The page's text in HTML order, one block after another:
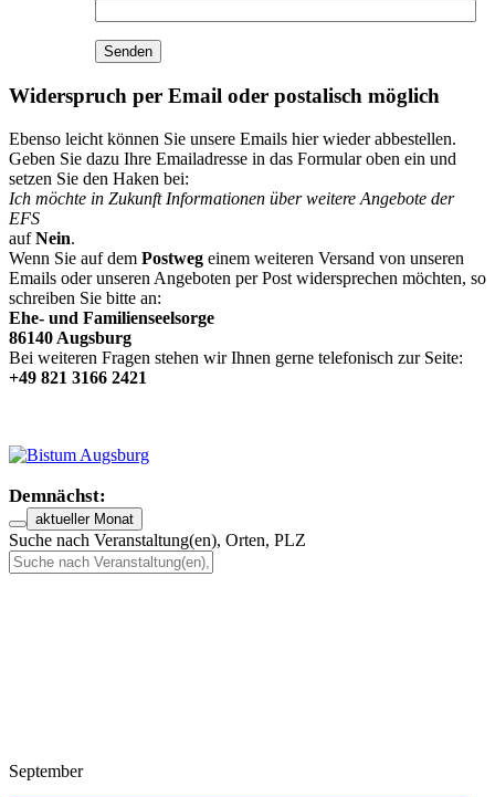
Widerspruch per Email oder postalisch möglich
Ebenso leicht können Sie unsere Emails hier wieder abbestellen.
Geben Sie dazu Ihre Emailadresse in das Formular oben ein und
setzen Sie den Haken bei:
Ich möchte in Zukunft Informationen über weitere Angebote der
EFS
aufNein.
Wenn Sie auf dem Postweg einem weiteren Versand von unseren
Emails oder unseren Angeboten per Post widersprechen möchten, so
schreiben Sie bitte an:
Ehe- und Familienseelsorge
86140 Augsburg
Bei weiteren Fragen stehen wir Ihnen gerne telefonisch zur Seite:
+49 821 3166 2421
Demnächst:
aktueller Monat
Suche nach Veranstaltung(en), Orten, PLZ
September